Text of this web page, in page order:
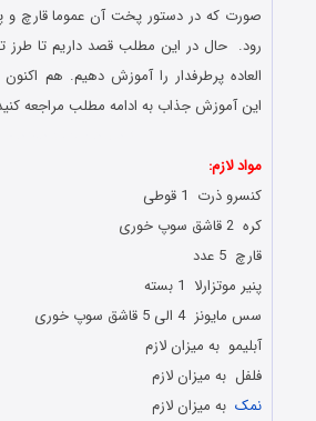
صورت که در دستور پخت آن عموما قارچ و
‌رود. حال در این مطلب قصد داریم تا طرز
العاده پرطرفدار را آموزش دهیم. هم
این آموزش جذاب به ادامه مطلب مراجعه
مواد لازم:
کنسرو ذرت 1 قوطی
کره 2 قاشق سوپ خوری
قارچ 5 عدد
پنیر موتزارلا 1 بسته
سس مایونز 4 الی 5 قاشق سوپ خوری
آبلیمو به میزان لازم
فلفل به میزان لازم
نمک به میزان لازم